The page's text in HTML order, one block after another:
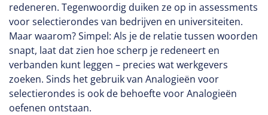
redeneren. Tegenwoordig duiken ze op in assessments
voor selectierondes van bedrijven en universiteiten.
Maar waarom? Simpel: Als je de relatie tussen woorden
snapt, laat dat zien hoe scherp je redeneert en
verbanden kunt leggen – precies wat werkgevers
zoeken. Sinds het gebruik van Analogieën voor
selectierondes is ook de behoefte voor Analogieën
oefenen ontstaan.